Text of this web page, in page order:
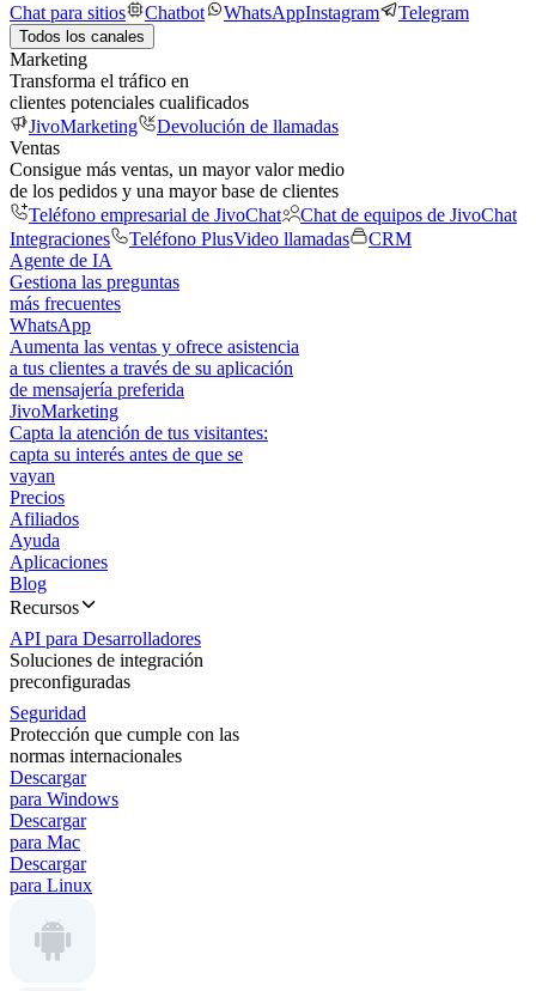
Chat para sitios
Chatbot WhatsAppInstagram Telegram
Todos los canales
Marketing
Transforma el tráfico en
clientes potenciales cualificados
JivoMarketing
Devolución de llamadas
Ventas
Consigue más ventas, un mayor valor medio
de los pedidos y una mayor base de clientes
Teléfono empresarial de JivoChat
Chat de equipos de JivoChat
Integraciones
Teléfono PlusVideo llamadas
CRM
Agente de IA
Gestiona las preguntas
más frecuentes
WhatsApp
Aumenta las ventas y ofrece asistencia
a tus clientes a través de su aplicación
de mensajería preferida
JivoMarketing
Capta la atención de tus visitantes:
capta su interés antes de que se
vayan
Precios
Afiliados
Ayuda
Aplicaciones
Blog
Recursos
API para Desarrolladores
Soluciones de integración
preconfiguradas
Seguridad
Protección que cumple con las
normas internacionales
Descargar
para Windows
Descargar
para Mac
Descargar
para Linux